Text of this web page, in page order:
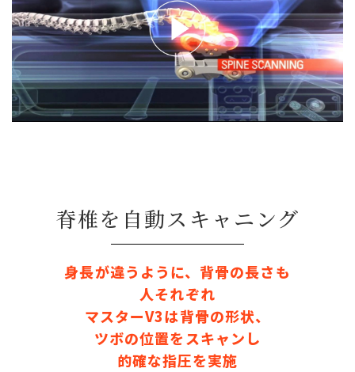
脊椎を自動スキャニング
身長が違うように、背骨の長さも
人それぞれ
マスターV3は背骨の形状、
ツボの位置をスキャンし
的確な指圧を実施